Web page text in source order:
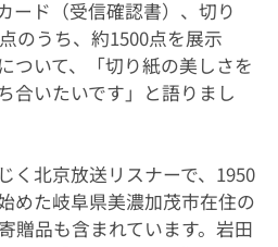
ード（受信確認書）、切り
のうち、約1500点を展示
ついて、「切り紙の美しさを
合いたいです」と語りまし
く北京放送リスナーで、1950
めた岐阜県美濃加茂市在住の
贈品も含まれています。岩田